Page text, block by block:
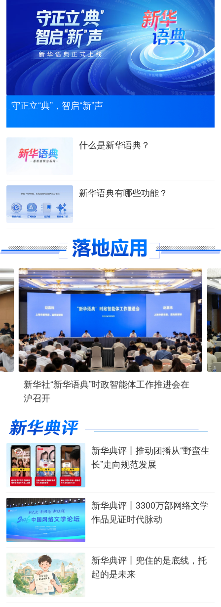
守正立“典”，智启“新”声
什么是新华语典？
新华语典有哪些功能？
新华社“新华语典”时政智能体工作推进会在
沪召开
新华典评丨推动团播从“野蛮生
长”走向规范发展
新华典评丨3300万部网络文学
作品见证时代脉动
新华典评丨兜住的是底线，托
起的是未来